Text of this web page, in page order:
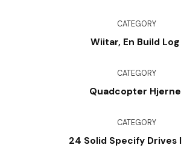
CATEGORY
Wiitar, En Build Log
CATEGORY
Quadcopter Hjerne
CATEGORY
24 Solid Specify Drives I